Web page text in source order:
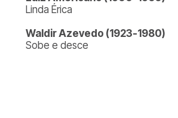
Linda Érica
Waldir Azevedo (1923-1980)
Sobe e desce